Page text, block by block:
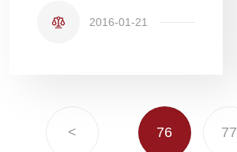
2016-01-21
< 76 77